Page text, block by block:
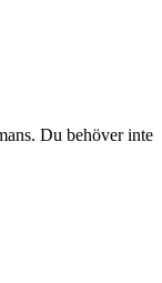
Du behöver inte